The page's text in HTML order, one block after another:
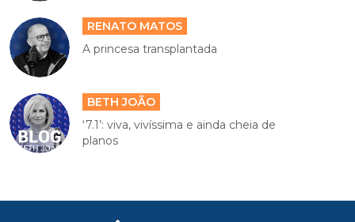
RENATO MATOS
A princesa transplantada
BETH JOÃO
‘7.1’: viva, vivíssima e ainda cheia de
planos